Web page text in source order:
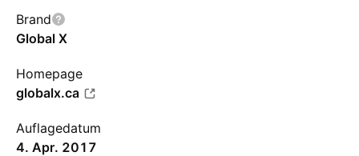
Brand
Global X
Homepage
globalx.ca
Auflagedatum
4. Apr. 2017